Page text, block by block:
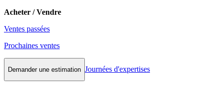
Acheter / Vendre
Ventes passées
Prochaines ventes
Demander une estimation Journées d'expertises